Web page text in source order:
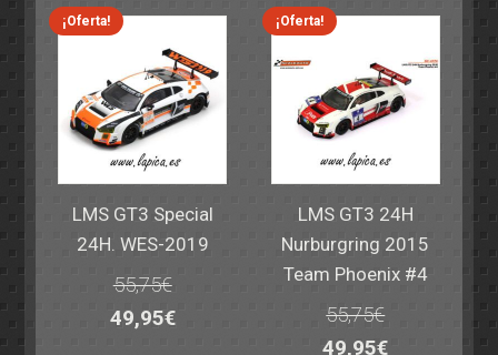
69,55€.59,95€.
77,60€.64,95€.
¡Oferta!
LMS GT3 Special
24H. WES-2019
55,75€
El
49,95€El
¡Oferta!
LMS GT3 24H
Nurburgring 2015
Team Phoenix #4
55,75€
El
49,95€El